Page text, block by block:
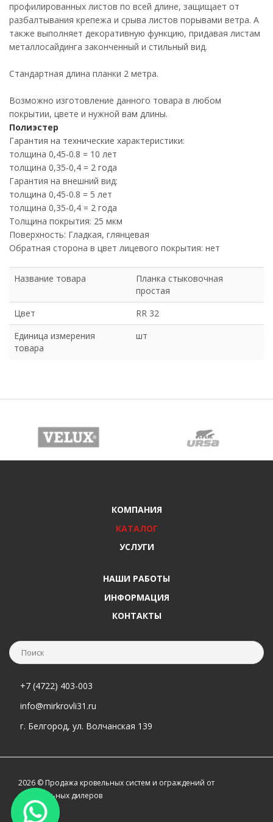
профилированных листов по всей длине, защищает от
разбалтывания крепежа и срыва листов порывами ветра. А
также выполняет декоративную функцию, придавая листам
металлосайдинга законченный и стильный вид.
Стандартная длина планки 2 метра.
Возможно изготовление данного товара в любом
покрытии, цвете и нужной вам длины.
Полиэстер
Гарантия на технические характеристики:
толщина 0,45-0.8 = 10 лет
толщина 0,35-0,4 = 2 года
Гарантия на внешний вид:
толщина 0,45-0.8 = 5 лет
толщина 0,35-0,4 = 2 года
Толщина покрытия: 25 мкм
Поверхность: Гладкая, глянцевая
Обратная сторона в цвет лицевого покрытия: нет
Название товара
Планка стыковочная
простая
Цвет
RR 32
Единица измерения
товара
шт
КОМПАНИЯ
КАТАЛОГ
УСЛУГИ
НАШИ РАБОТЫ
ИНФОРМАЦИЯ
КОНТАКТЫ
+7 (4722) 403-003
info@mirkrovli31.ru
г. Белгород, ул. Волчанская 139
2026 © Продажа кровельных систем и ограждений от
официальных дилеров